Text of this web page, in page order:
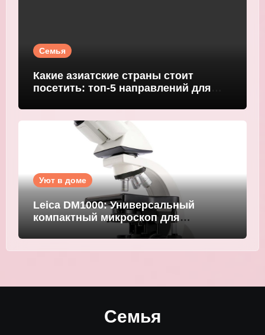
Семья
Какие азиатские страны стоит
посетить: топ-5 направлений для
Уют в доме
Leica DM1000: Универсальный
компактный микроскоп для
современных лабораторий
Семья